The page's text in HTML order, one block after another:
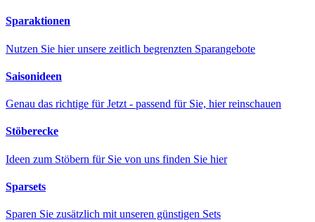
Sparaktionen
Nutzen Sie hier unsere zeitlich begrenzten Sparangebote
Saisonideen
Genau das richtige für Jetzt - passend für Sie, hier reinschauen
Stöberecke
Ideen zum Stöbern für Sie von uns finden Sie hier
Sparsets
Sparen Sie zusätzlich mit unseren günstigen Sets